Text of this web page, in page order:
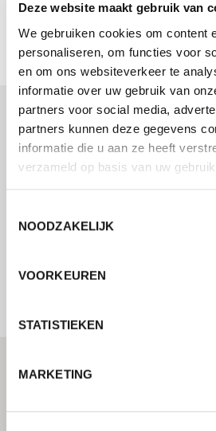
Deze website maakt gebruik van
We gebruiken cookies om content
personaliseren, om functies voor
en om ons websiteverkeer te
informatie over uw gebruik van
partners voor social media,
partners kunnen deze gegevens
informatie die u aan ze heeft
verzameld op basis van uw
NOODZAKELIJK
VOORKEUREN
STATISTIEKEN
MARKETING
Nu contact opnemen
Neem contact met ons op
formulier en wij nemen zo